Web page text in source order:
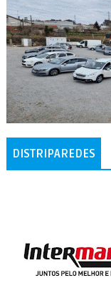
DISTRIPAREDES